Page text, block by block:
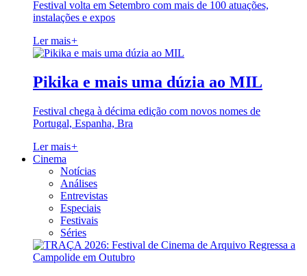
Festival volta em Setembro com mais de 100 atuações,
instalações e expos
Ler mais+
Pikika e mais uma dúzia ao MIL
Festival chega à décima edição com novos nomes de
Portugal, Espanha, Bra
Ler mais+
Cinema
Notícias
Análises
Entrevistas
Especiais
Festivais
Séries